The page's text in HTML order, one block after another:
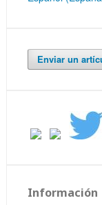
Enviar un
Información